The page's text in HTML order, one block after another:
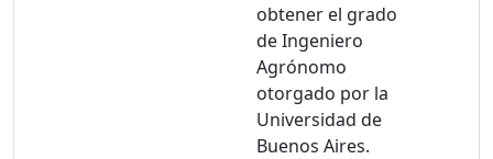
obtener el grado
de Ingeniero
Agrónomo
otorgado por la
Universidad de
Buenos Aires.